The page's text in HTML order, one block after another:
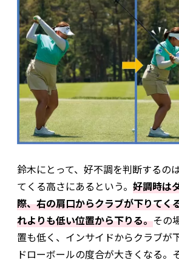
鈴木にとって、好不調を判断するの
てくる高さにあるという。 好調時は
際、右の肩口からクラブが下りてく
れよりも低い位置から下りる。その
置も低く、インサイドからクラブが
ドローボールの度合が大きくなる。